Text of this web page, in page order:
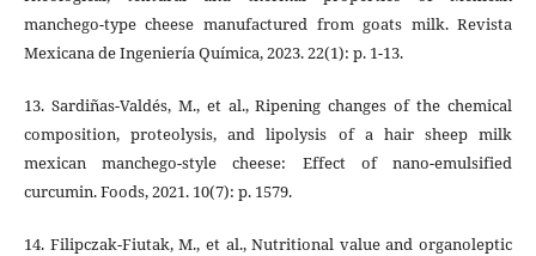
manchego-type cheese manufactured from goats milk. Revista
Mexicana de Ingeniería Química, 2023. 22(1): p. 1-13.
13. Sardiñas-Valdés, M., et al., Ripening changes of the chemical
composition, proteolysis, and lipolysis of a hair sheep milk
mexican manchego-style cheese: Effect of nano-emulsified
curcumin. Foods, 2021. 10(7): p. 1579.
14. Filipczak-Fiutak, M., et al., Nutritional value and organoleptic